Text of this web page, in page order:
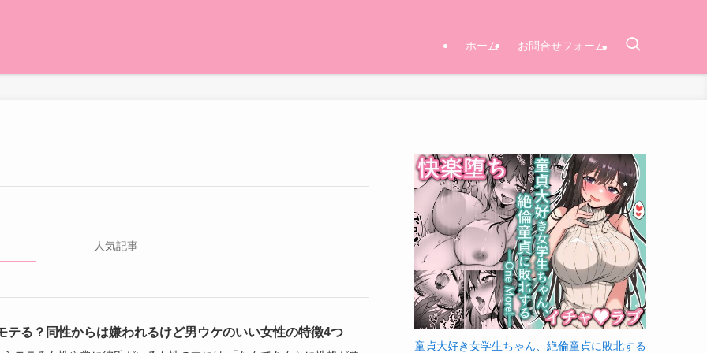
ホーム お問合せフォーム
人気記事
テる？同性からは嫌われるけど男ウケのいい女性の特徴4つ
童貞大好き女学生ちゃん、絶倫童貞に敗北する